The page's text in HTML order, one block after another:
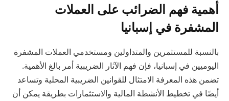
أهمية فهم الضرائب على العملات
المشفرة في إسبانيا
بالنسبة للمستثمرين والمتداولين ومستخدمي العملات المشفرة
اليوميين في إسبانيا، فإن فهم الآثار الضريبية أمر بالغ الأهمية.
تضمن هذه المعرفة الامتثال للقوانين الضريبية المحلية وتساعد
أيضًا في تخطيط الأنشطة المالية والاستثمارات بطريقة يمكن أن